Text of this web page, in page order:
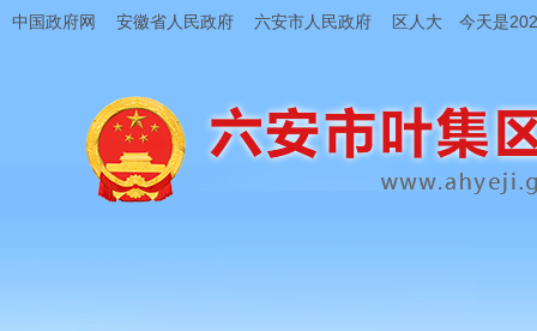
中国政府网 安徽省人民政府 六安市人民政府 区人大 今天是